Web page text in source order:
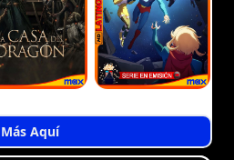
Más Aquí